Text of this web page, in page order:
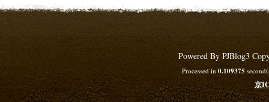
Powered By PJBlog3
Processed in0.109375
京